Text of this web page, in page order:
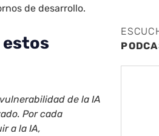
de desarrollo.
estos
de la IA
Por cada
a la IA,